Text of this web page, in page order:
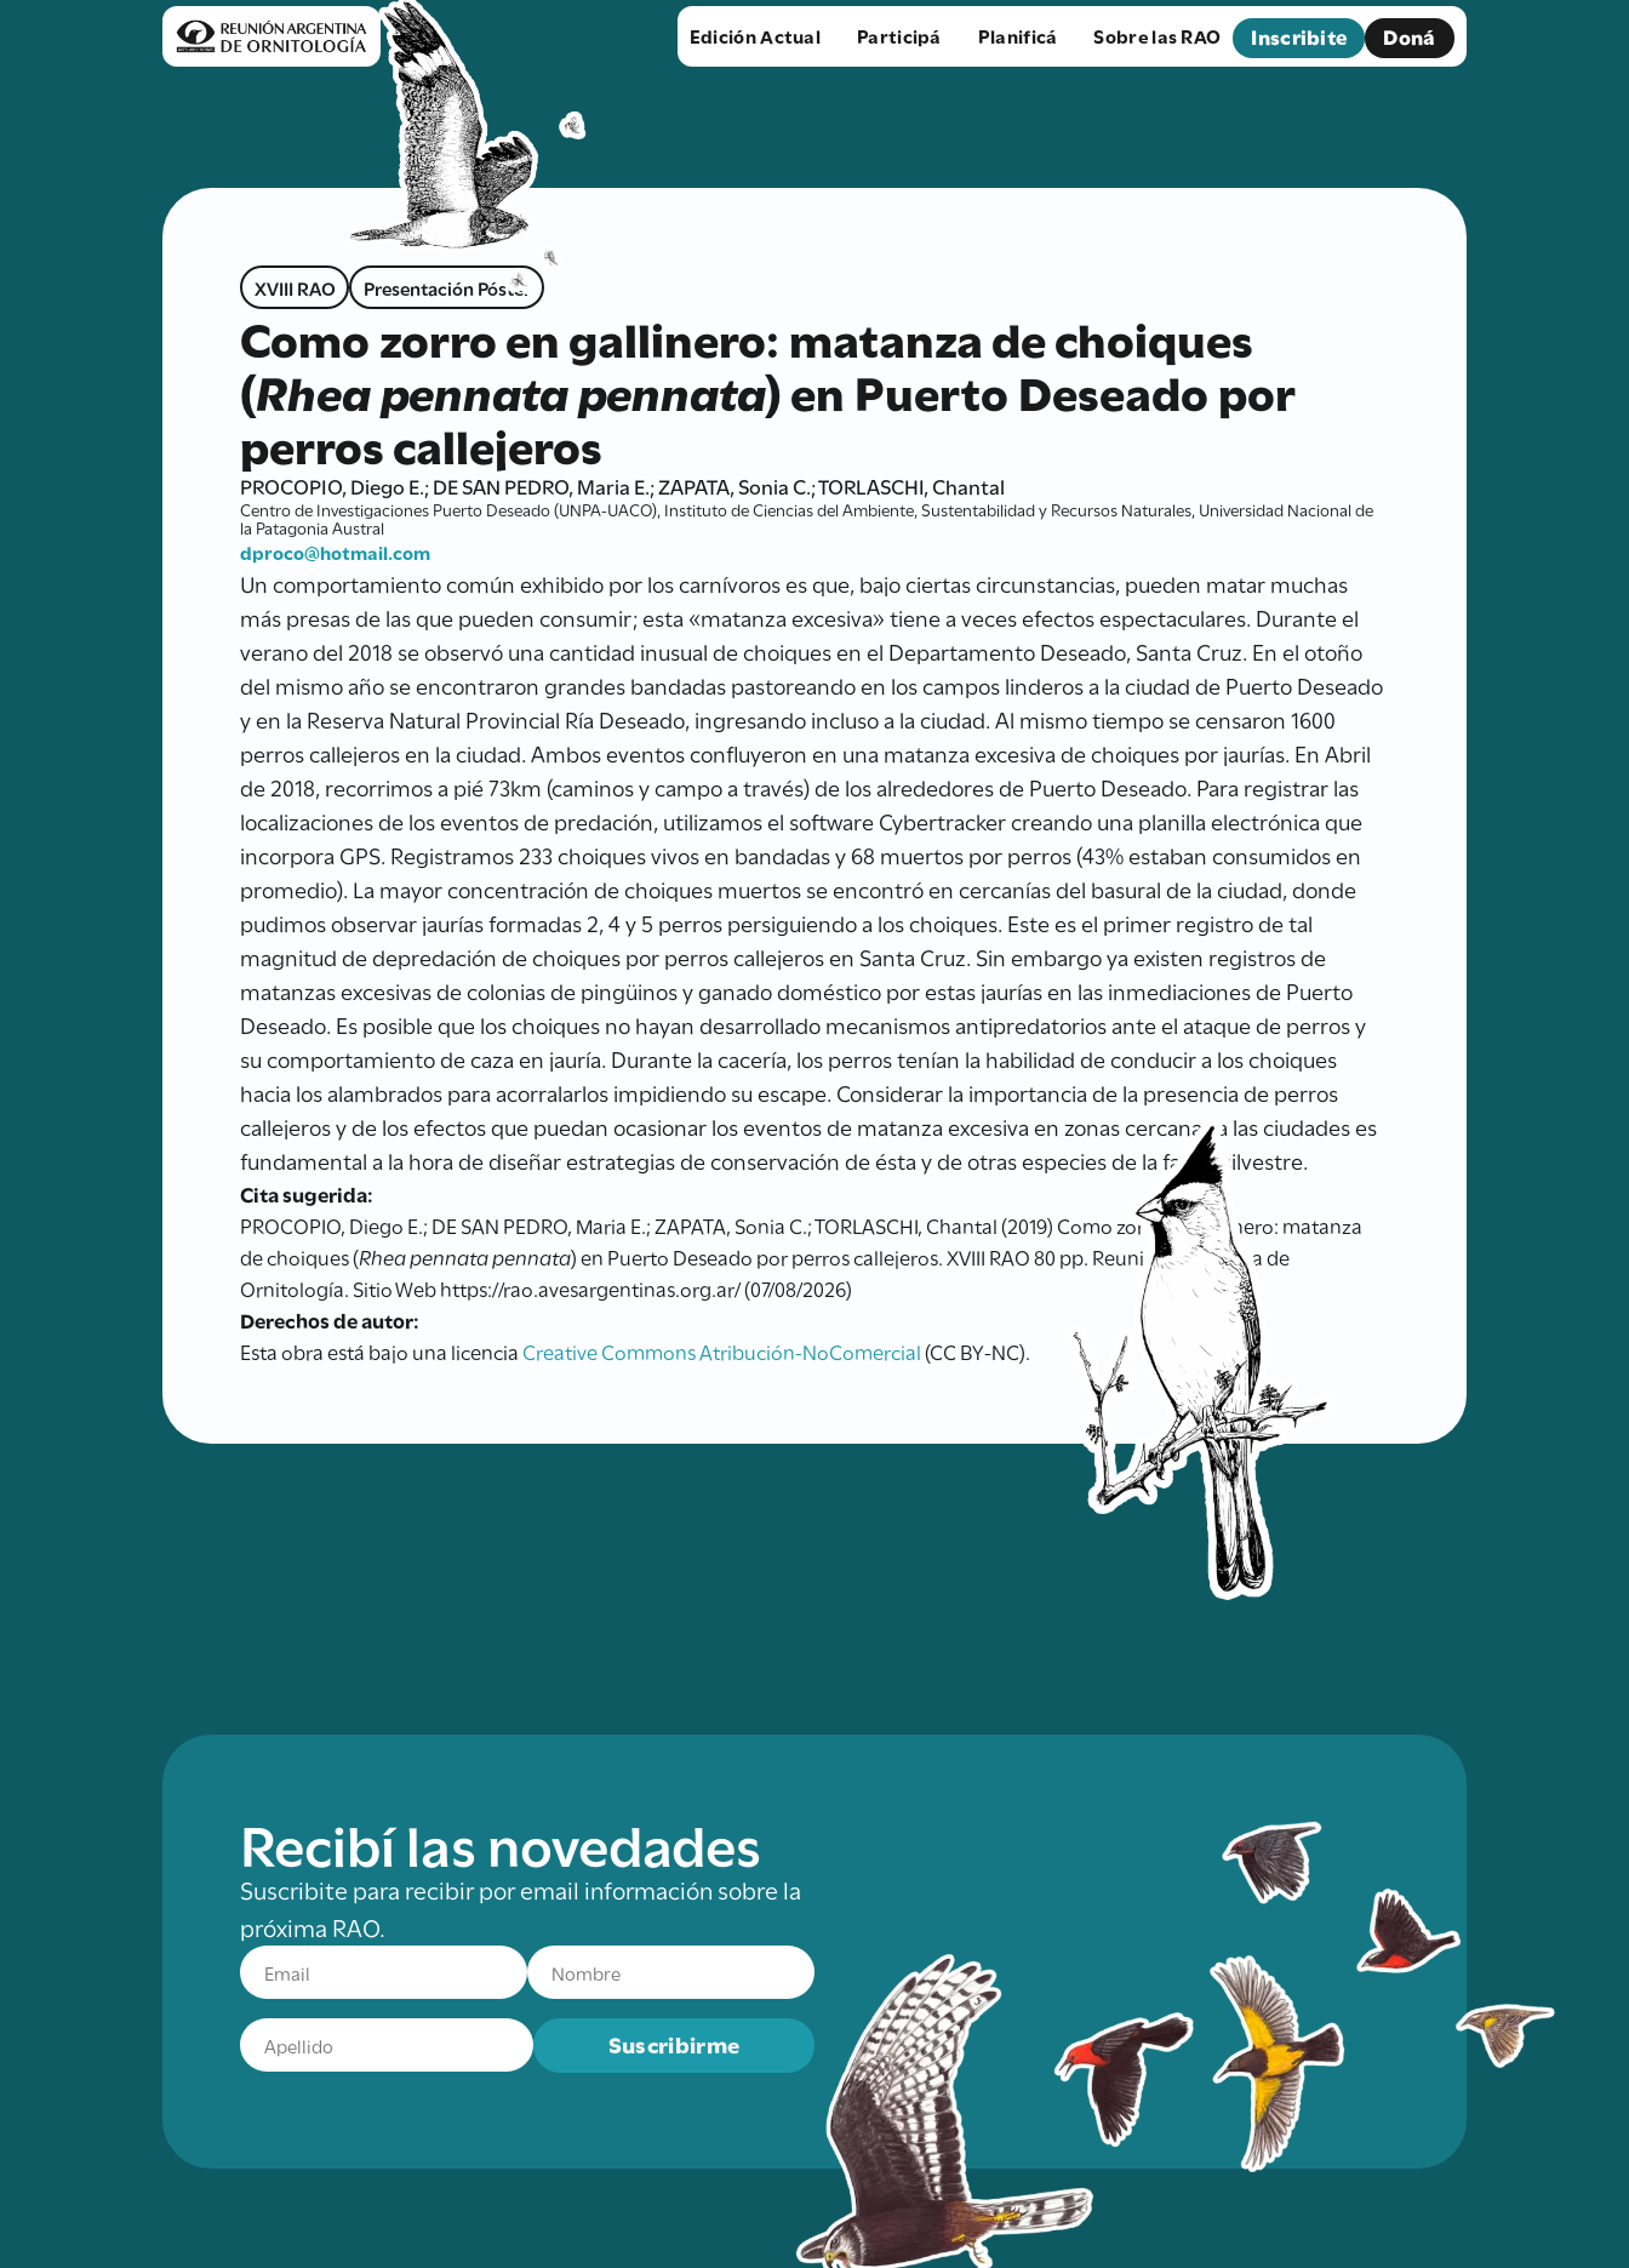
Edición Actual Participá Planificá Sobre las RAO Inscribite Doná
XVIII RAO Presentación Póster
Como zorro en gallinero: matanza de choiques
(Rhea pennata pennata) en Puerto Deseado por
perros callejeros
PROCOPIO, Diego E.; DE SAN PEDRO, Maria E.; ZAPATA, Sonia C.; TORLASCHI, Chantal
Centro de Investigaciones Puerto Deseado (UNPA-UACO), Instituto de Ciencias del Ambiente, Sustentabilidad y Recursos Naturales, Universidad Nacional de
la Patagonia Austral
dproco@hotmail.com
Un comportamiento común exhibido por los carnívoros es que, bajo ciertas circunstancias, pueden matar muchas
más presas de las que pueden consumir; esta «matanza excesiva» tiene a veces efectos espectaculares. Durante el
verano del 2018 se observó una cantidad inusual de choiques en el Departamento Deseado, Santa Cruz. En el otoño
del mismo año se encontraron grandes bandadas pastoreando en los campos linderos a la ciudad de Puerto Deseado
y en la Reserva Natural Provincial Ría Deseado, ingresando incluso a la ciudad. Al mismo tiempo se censaron 1600
perros callejeros en la ciudad. Ambos eventos confluyeron en una matanza excesiva de choiques por jaurías. En Abril
de 2018, recorrimos a pié 73km (caminos y campo a través) de los alrededores de Puerto Deseado. Para registrar las
localizaciones de los eventos de predación, utilizamos el software Cybertracker creando una planilla electrónica que
incorpora GPS. Registramos 233 choiques vivos en bandadas y 68 muertos por perros (43% estaban consumidos en
promedio). La mayor concentración de choiques muertos se encontró en cercanías del basural de la ciudad, donde
pudimos observar jaurías formadas 2, 4 y 5 perros persiguiendo a los choiques. Este es el primer registro de tal
magnitud de depredación de choiques por perros callejeros en Santa Cruz. Sin embargo ya existen registros de
matanzas excesivas de colonias de pingüinos y ganado doméstico por estas jaurías en las inmediaciones de Puerto
Deseado. Es posible que los choiques no hayan desarrollado mecanismos antipredatorios ante el ataque de perros y
su comportamiento de caza en jauría. Durante la cacería, los perros tenían la habilidad de conducir a los choiques
hacia los alambrados para acorralarlos impidiendo su escape. Considerar la importancia de la presencia de perros
callejeros y de los efectos que puedan ocasionar los eventos de matanza excesiva en zonas cercanas a las ciudades es
fundamental a la hora de diseñar estrategias de conservación de ésta y de otras especies de la fauna silvestre.
Cita sugerida:
PROCOPIO, Diego E.; DE SAN PEDRO, Maria E.; ZAPATA, Sonia C.; TORLASCHI, Chantal (2019) Como zorro en gallinero: matanza
de choiques (Rhea pennata pennata) en Puerto Deseado por perros callejeros. XVIII RAO 80 pp. Reunión Argentina de
Ornitología. Sitio Web https://rao.avesargentinas.org.ar/ (07/08/2026)
Derechos de autor:
Esta obra está bajo una licencia Creative Commons Atribución-NoComercial(CC BY-NC).
Recibí las novedades
Suscribite para recibir por email información sobre la
próxima RAO.
Suscribirme